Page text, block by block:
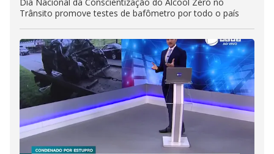
Trânsito promove testes de bafômetro por todo o país